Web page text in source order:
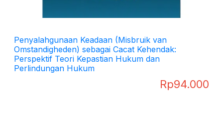
Penyalahgunaan Keadaan (Misbruik van
Omstandigheden) sebagai Cacat Kehendak:
Perspektif Teori Kepastian Hukum dan
Perlindungan Hukum
Rp94.000